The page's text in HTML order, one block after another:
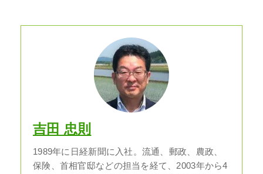
吉田 忠則
1989年に日経新聞に入社。流通、郵政、農政、
保険、首相官邸などの担当を経て、2003年から4